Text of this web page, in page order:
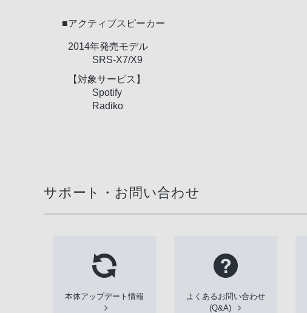
■アクティブスピーカー
2014年発売モデル
SRS-X7/X9
【対象サービス】
Spotify
Radiko
サポート・お問い合わせ
本体アップデート情報
よくあるお問い合わせ
(Q&A)